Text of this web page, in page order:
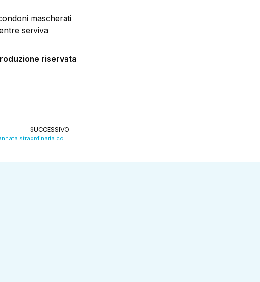
mascherati
serviva
riservata
SUCCESSIVO
Calcio, il Bologna chiude un’annata straordinaria con una sconfitta